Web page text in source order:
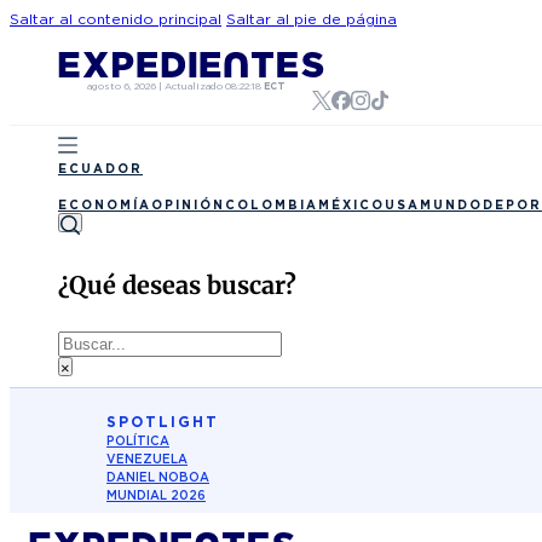
Saltar al contenido principal Saltar al pie de página
agosto 6, 2026 | Actualizado 08:22:18 ECT
ECUADOR
ECONOMÍA OPINIÓN COLOMBIA MÉXICO USA MUNDO
¿Qué deseas buscar?
Buscar
×
SPOTLIGHT
POLÍTICA
VENEZUELA
DANIEL NOBOA
MUNDIAL 2026